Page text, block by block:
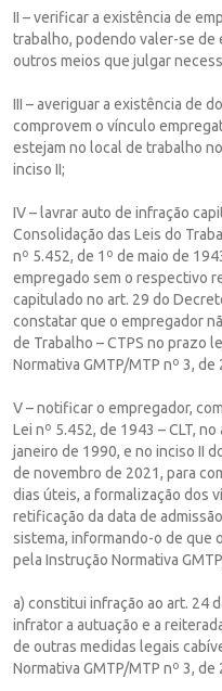
II – verificar a existência de
trabalho, podendo valer-se de
outros meios que julgar
III – averiguar a existência de
comprovem o vínculo
estejam no local de trabalho
inciso II;
IV – lavrar auto de infração
Consolidação das Leis do
nº 5.452, de 1º de maio de
empregado sem o respectivo
capitulado no art. 29 do
constatar que o empregador
de Trabalho – CTPS no prazo
Normativa GMTP/MTP nº 3, de
V – notificar o empregador,
Lei nº 5.452, de 1943 – CLT,
janeiro de 1990, e no inciso II
de novembro de 2021, para
dias úteis, a formalização dos
retificação da data de
sistema, informando-o de que
pela Instrução Normativa
a) constitui infração ao art. 24
infrator a autuação e a
de outras medidas legais
Normativa GMTP/MTP nº 3, de